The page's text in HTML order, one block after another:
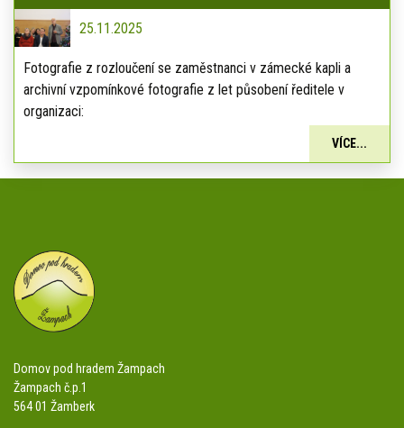
25.11.2025
Fotografie z rozloučení se zaměstnanci v zámecké kapli a
archivní vzpomínkové fotografie z let působení ředitele v
organizaci:
VÍCE...
Domov pod hradem Žampach
Žampach č.p.1
564 01 Žamberk